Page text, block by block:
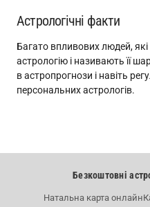
Астрологічні факти
Багато впливових людей,
астрологію і називають її
в астропрогнози і навіть
персональних астрологів.
Безкоштовні
Натальна карта онлайн